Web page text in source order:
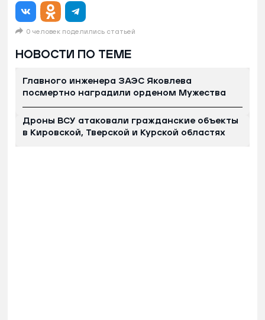
0 человек поделились статьей
НОВОСТИ ПО ТЕМЕ
Главного инженера ЗАЭС Яковлева
посмертно наградили орденом Мужества
Дроны ВСУ атаковали гражданские объекты
в Кировской, Тверской и Курской областях